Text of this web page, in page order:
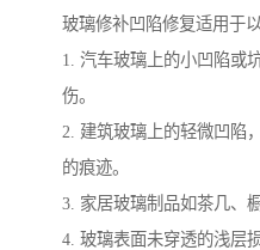
玻璃修补凹陷修复适用于以
1. 汽车玻璃上的小凹陷或
伤。
2. 建筑玻璃上的轻微凹陷
的痕迹。
3. 家居玻璃制品如茶几、
4. 玻璃表面未穿透的浅层